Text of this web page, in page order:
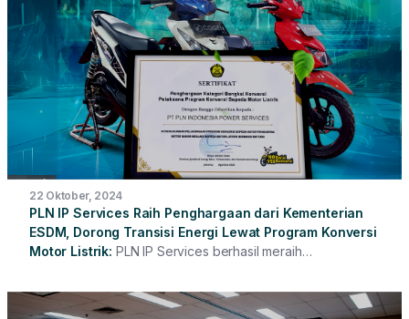
PLN IP Services.
22 Oktober, 2024
PLN IP Services Raih Penghargaan dari Kementerian
ESDM, Dorong Transisi Energi Lewat Program Konversi
Motor Listrik PLN IP Services berhasil meraih
Mineral (ESDM) atas kesuksesan dalam menjalankan
program Bengkel Konversi Motor Berbahan Bakar Menjadi